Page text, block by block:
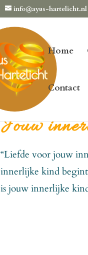
info@ayus-hartelicht.nl
Home
Contact
Jouw
“Liefde voor jouw
innerlijke kind
is jouw innerlijke